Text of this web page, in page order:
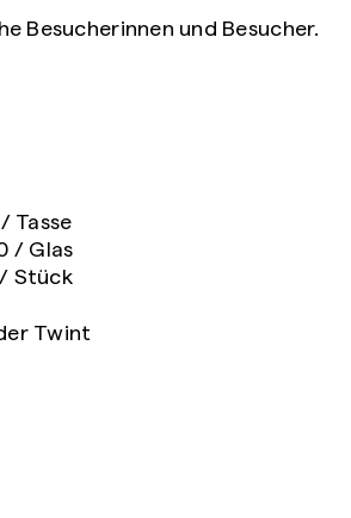
Besucherinnen und Besucher.
Glas
Twint